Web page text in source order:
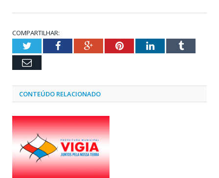
COMPARTILHAR:
TwitterFacebookGoogle+PinterestLinkedInTumblr
Email
CONTEÚDO RELACIONADO